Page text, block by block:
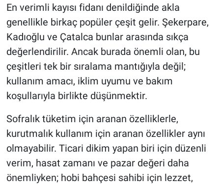
En verimli kayısı fidanı denildiğinde akla
genellikle birkaç popüler çeşit gelir. Şekerpare,
Kadıoğlu ve Çatalca bunlar arasında sıkça
değerlendirilir. Ancak burada önemli olan, bu
çeşitleri tek bir sıralama mantığıyla değil;
kullanım amacı, iklim uyumu ve bakım
koşullarıyla birlikte düşünmektir.
Sofralık tüketim için aranan özelliklerle,
kurutmalık kullanım için aranan özellikler aynı
olmayabilir. Ticari dikim yapan biri için düzenli
verim, hasat zamanı ve pazar değeri daha
önemliyken; hobi bahçesi sahibi için lezzet,